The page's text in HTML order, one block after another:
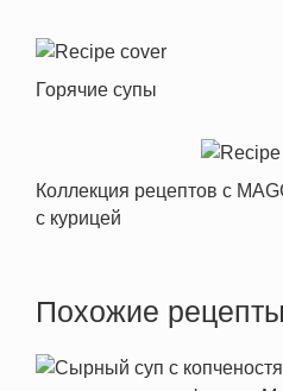
Горячие супы
Коллекция рецептов с
с курицей
Похожие рецепты